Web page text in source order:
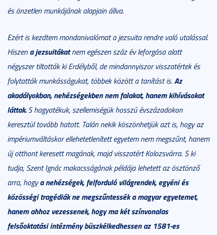
és önzetlen munkájának alapjain állva.
Ezért is kezdtem mondanivalómat a jezsuita rendre való utalással.
Hiszena jezsuitákatnem egészen száz év leforgása alatt
négyszer tiltották ki Erdélyből, de mindannyiszor visszatértek és
folytatták munkásságukat, többek között a tanítást is.Az
akadályokban, nehézségekben nem falakat, hanem kihívásokat
láttak.S hagyatékuk, szellemiségük hosszú évszázadokon
keresztül tovább hatott. Talán nekik köszönhetjük azt is, hogy az
impériumváltáskor ellehetetlenített egyetem nem megszűnt, hanem
új otthont keresett magának, majd visszatért Kolozsvárra. S ki
tudja, Szent Ignác makacsságának példája lehetett az ösztönző
arra, hogya nehézségek, felforduló világrendek, egyéni és
közösségi tragédiák ne megszűntessék a magyar egyetemet,
hanem ahhoz vezessenek, hogy ma két színvonalas
felsőoktatási intézmény büszkélkedhessen az 1581-es